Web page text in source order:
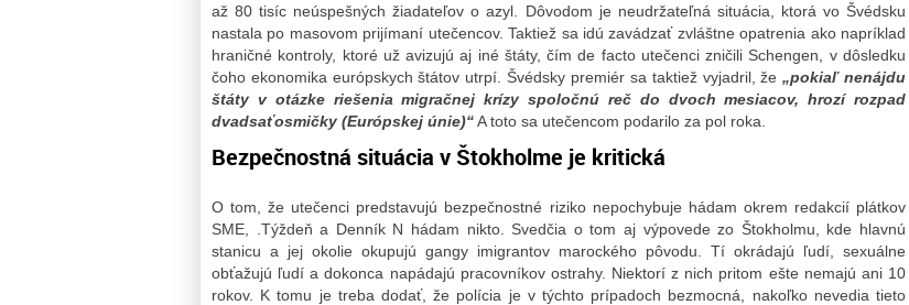
až 80 tisíc neúspešných žiadateľov o azyl. Dôvodom je neudržateľná situácia, ktorá vo Švédsku
nastala po masovom prijímaní utečencov. Taktiež sa idú zavádzať zvláštne opatrenia ako napríklad
hraničné kontroly, ktoré už avizujú aj iné štáty, čím de facto utečenci zničili Schengen, v dôsledku
čoho ekonomika európskych štátov utrpí. Švédsky premiér sa taktiež vyjadril, že„pokiaľ nenájdu
štáty v otázke riešenia migračnej krízy spoločnú reč do dvoch mesiacov, hrozí rozpad
dvadsaťosmičky (Európskej únie)“A toto sa utečencom podarilo za pol roka.
Bezpečnostná situácia v Štokholme je kritická
O tom, že utečenci predstavujú bezpečnostné riziko nepochybuje hádam okrem redakcií plátkov
SME, .Týždeň a Denník N hádam nikto. Svedčia o tom aj výpovede zo Štokholmu, kde hlavnú
stanicu a jej okolie okupujú gangy imigrantov marockého pôvodu. Tí okrádajú ľudí, sexuálne
obťažujú ľudí a dokonca napádajú pracovníkov ostrahy. Niektorí z nich pritom ešte nemajú ani 10
rokov. K tomu je treba dodať, že polícia je v týchto prípadoch bezmocná, nakoľko nevedia tieto